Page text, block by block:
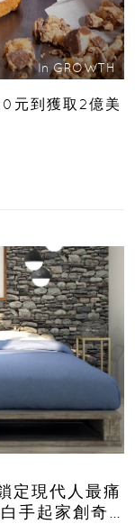
In GROWTH
元到獲取2億美
定現代人最痛
手起家創奇